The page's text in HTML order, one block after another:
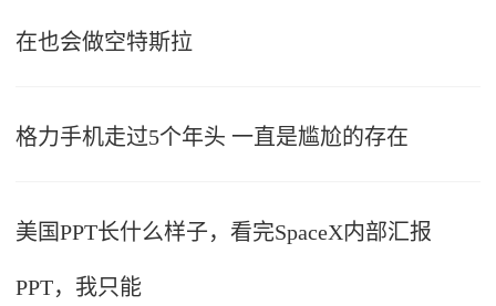
在也会做空特斯拉
格力手机走过5个年头 一直是尴尬的存在
美国PPT长什么样子，看完SpaceX内部汇报
PPT，我只能